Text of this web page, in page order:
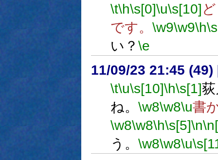
\t\h\s[0]\u\s[10]
です。 \w9\w9\h
い？ \e
11/09/23 21:45 (49)
\t\u\s[10]\h\s[1]
ね。 \w8\w8\u書
\w8\w8\h\s[5]\n
う。 \w8\w8\u